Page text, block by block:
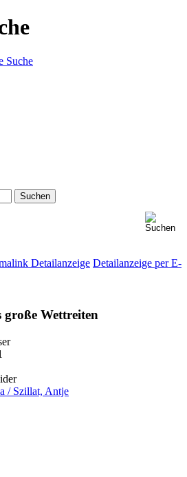
Suche
Detailanzeige Detailanzeige per E-
Wettreiten
/ Szillat, Antje